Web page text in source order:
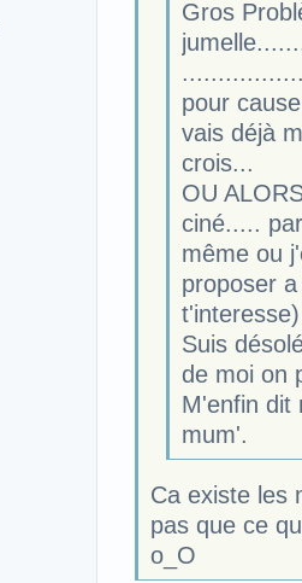
Gros
pour
vais déjà
crois...
OU
ciné.....
même ou
proposer
Suis
de moi on
M'enfin dit
mum'.
Ca existe les
pas que ce
o_O